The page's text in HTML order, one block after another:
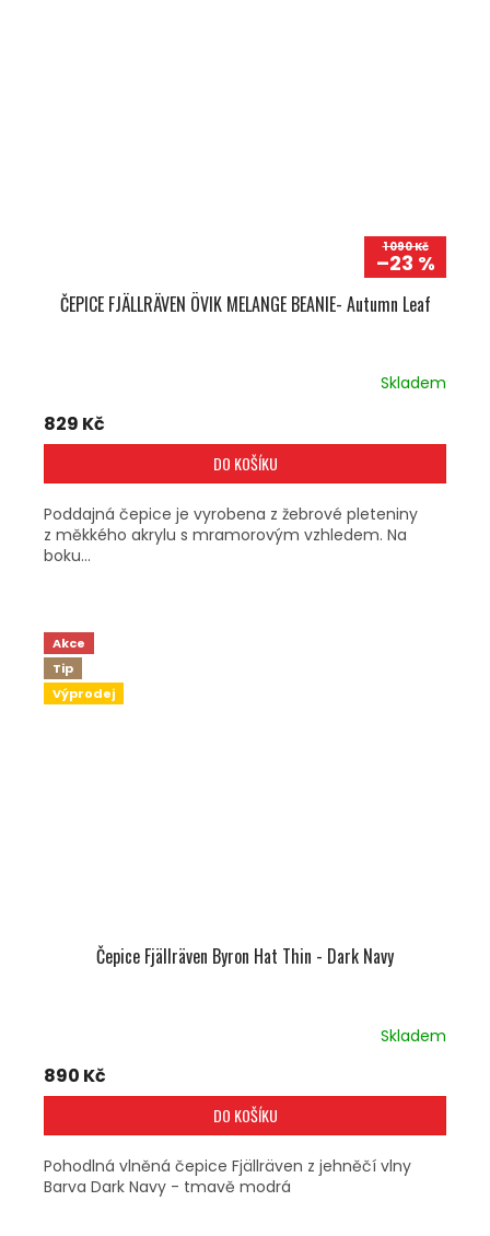
1 090 Kč
–23 %
ČEPICE FJÄLLRÄVEN ÖVIK MELANGE BEANIE- Autumn Leaf
Skladem
829 Kč
DO KOŠÍKU
Poddajná čepice je vyrobena z žebrové pleteniny
z měkkého akrylu s mramorovým vzhledem. Na
boku...
Akce
Tip
Výprodej
Čepice Fjällräven Byron Hat Thin - Dark Navy
Skladem
890 Kč
DO KOŠÍKU
Pohodlná vlněná čepice Fjällräven z jehněčí vlny
Barva Dark Navy - tmavě modrá